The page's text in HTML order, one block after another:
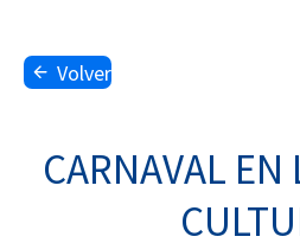
Volver
CARNAVAL EN